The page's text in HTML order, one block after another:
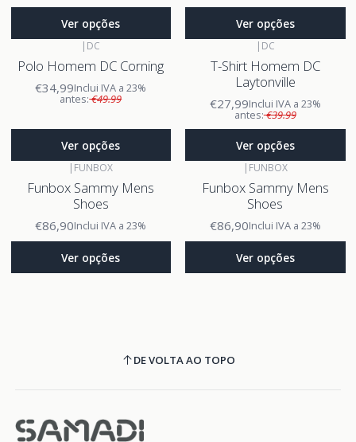
Ver opções Ver opções
| DC
Polo Homem DC Corning
€34,99Inclui IVA a 23%
antes:€49.99
Ver opções
| DC
T-Shirt Homem DC
Laytonville
€27,99Inclui IVA a 23%
antes:€39.99
Ver opções
| FUNBOX
Funbox Sammy Mens
Shoes
€86,90Inclui IVA a 23%
Ver opções
| FUNBOX
Funbox Sammy Mens
Shoes
€86,90Inclui IVA a 23%
Ver opções
DE VOLTA AO TOPO